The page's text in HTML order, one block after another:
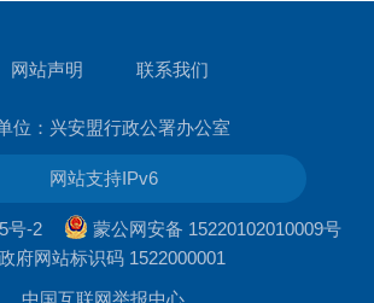
网站声明 联系我们
位：兴安盟行政公署办公室
网站支持IPv6
号-2
蒙公网安备 15220102010009号
府网站标识码 1522000001
中国互联网举报中心